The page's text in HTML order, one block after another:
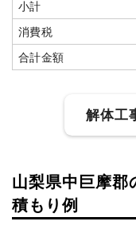
小計
消費税
合計金額
解体工
建物の種類/構造
坪数
山梨県中巨摩郡
積もり例